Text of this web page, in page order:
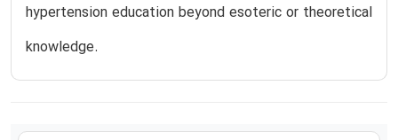
hypertension education beyond esoteric or theoretical
knowledge.